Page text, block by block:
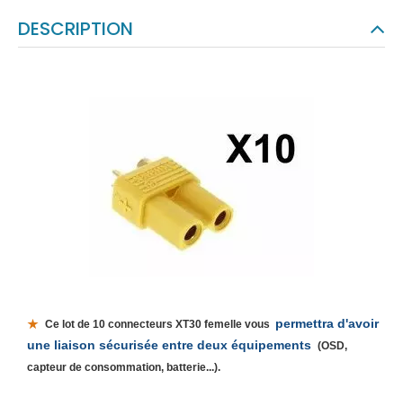
DESCRIPTION
Ce lot de 10 connecteurs XT30 femelle vous permettra d'avoir
une liaison sécurisée entre deux équipements (OSD,
capteur de consommation, batterie...).